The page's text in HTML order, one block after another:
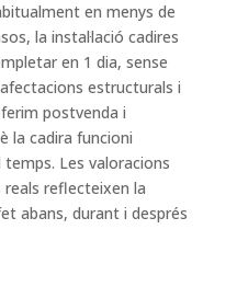
en menys de
la instal·lació cadires
en 1 dia, sense
estructurals i
postvenda i
la cadira funcioni
Les valoracions
reflecteixen la
abans, durant i després